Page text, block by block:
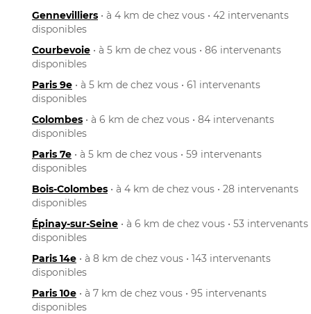
Gennevilliers • à 4 km de chez vous • 42 intervenants
disponibles
Courbevoie • à 5 km de chez vous • 86 intervenants
disponibles
Paris 9e • à 5 km de chez vous • 61 intervenants
disponibles
Colombes • à 6 km de chez vous • 84 intervenants
disponibles
Paris 7e • à 5 km de chez vous • 59 intervenants
disponibles
Bois-Colombes • à 4 km de chez vous • 28 intervenants
disponibles
Épinay-sur-Seine • à 6 km de chez vous • 53 intervenants
disponibles
Paris 14e • à 8 km de chez vous • 143 intervenants
disponibles
Paris 10e • à 7 km de chez vous • 95 intervenants
disponibles